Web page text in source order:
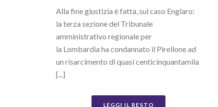
Alla fine giustizia è fatta, sul caso Englaro:
la terza sezione del Tribunale
amministrativo regionale per
la Lombardia ha condannato il Pirellone ad
un risarcimento di quasi centicinquantamila
[...]
LEGGI IL RESTO